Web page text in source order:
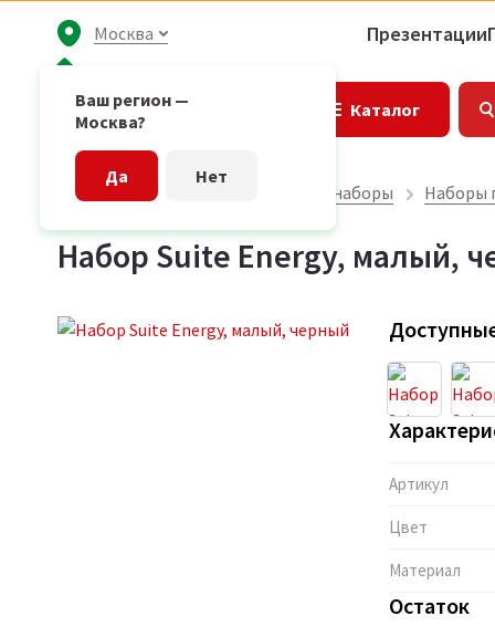
Москва
Ваш регион —
Москва?
Да Нет
Презентации
Каталог
Главная страница Подарочные наборы Наборы
Набор Suite Energy, малый,
Артикул
Цвет
Материал
Остаток